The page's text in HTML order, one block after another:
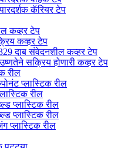
कॅरियर टेप
कव्हर टेप
कव्हर टेप
दाब संवेदनशील कव्हर टेप
सक्रिय होणारी कव्हर टेप
रील
प्लास्टिक रील
रील
प्लास्टिक रील
प्लास्टिक रील
प्लास्टिक रील